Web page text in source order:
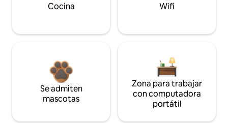
Cocina Wifi
Se admiten
mascotas
Zona para trabajar
con computadora
portátil